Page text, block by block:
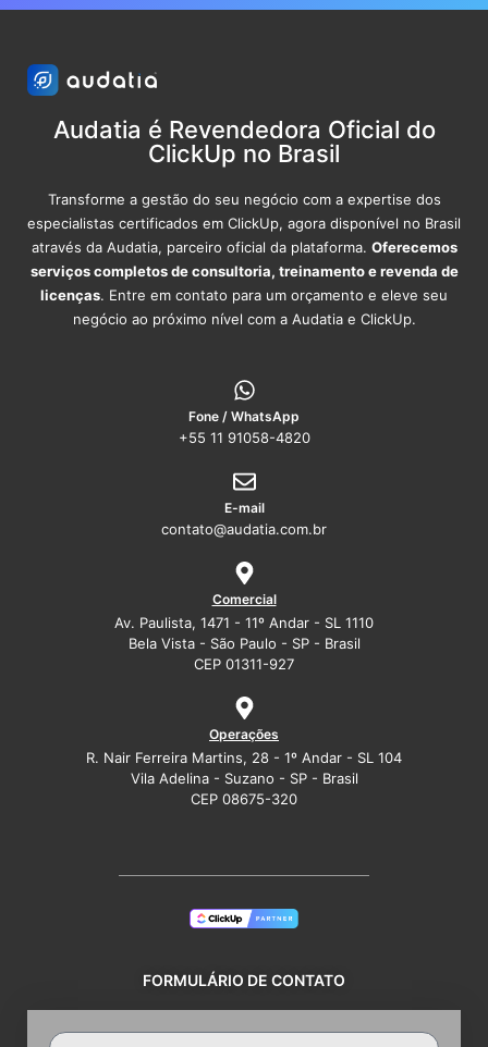
Audatia é Revendedora Oficial do
ClickUp no Brasil
Transforme a gestão do seu negócio com a expertise dos
especialistas certificados em ClickUp, agora disponível no Brasil
através da Audatia, parceiro oficial da plataforma. Oferecemos
serviços completos de consultoria, treinamento e revenda de
licenças. Entre em contato para um orçamento e eleve seu
negócio ao próximo nível com a Audatia e ClickUp.
Fone / WhatsApp
+55 11 91058-4820
E-mail
contato@audatia.com.br
Comercial
Av. Paulista, 1471 - 11º Andar - SL 1110
Bela Vista - São Paulo - SP - Brasil
CEP 01311-927
Operações
R. Nair Ferreira Martins, 28 - 1º Andar - SL 104
Vila Adelina - Suzano - SP - Brasil
CEP 08675-320
FORMULÁRIO DE CONTATO